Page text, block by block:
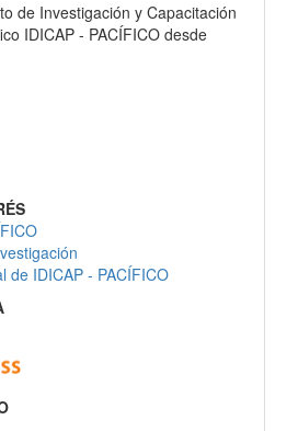
de Investigación y Capacitación
IDICAP - PACÍFICO desde
de IDICAP - PACÍFICO